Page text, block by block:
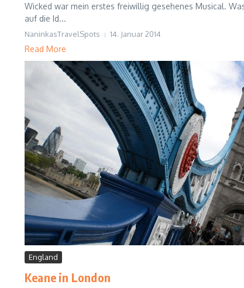
Wicked war mein erstes freiwillig gesehenes Musical.
auf die Id...
NaninkasTravelSpots 14. Januar 2014
Read More
England
Keane in London